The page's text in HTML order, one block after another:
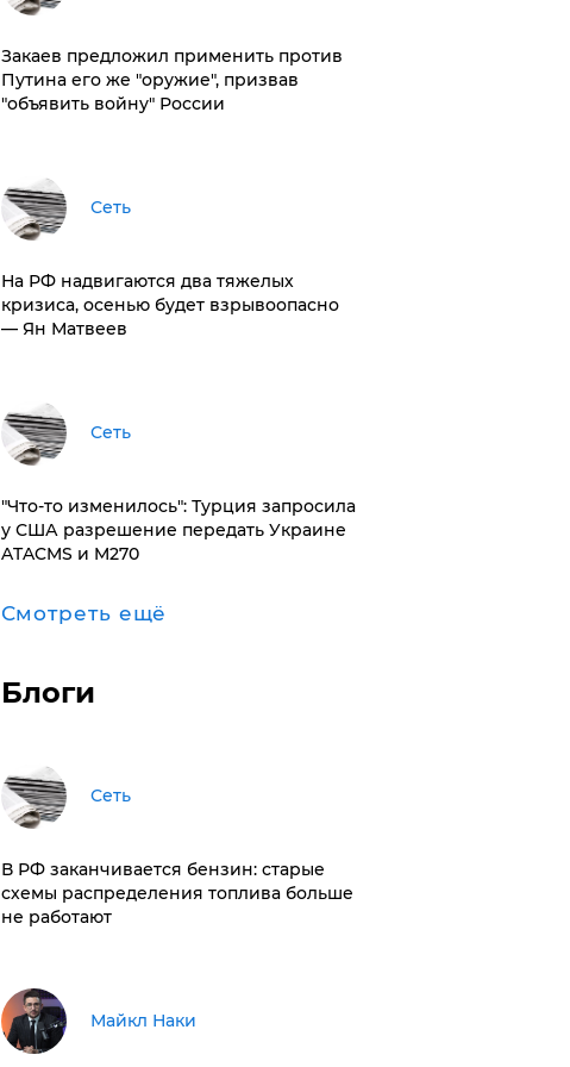
Закаев предложил применить против
Путина его же "оружие", призвав
"объявить войну" России
Сеть
На РФ надвигаются два тяжелых
кризиса, осенью будет взрывоопасно
— Ян Матвеев
Сеть
​"Что-то изменилось": Турция запросила
у США разрешение передать Украине
ATACMS и M270
Смотреть ещё
Блоги
Сеть
​В РФ заканчивается бензин: старые
схемы распределения топлива больше
не работают
Майкл Наки